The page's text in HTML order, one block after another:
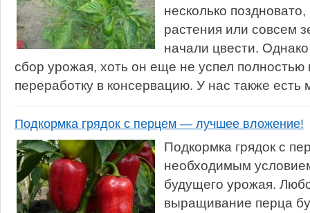
несколько
растения или совсем
начали цвести.
сбор урожая, хоть он еще не успел полностью
переработку в консервацию. У нас также есть
Подкормка грядок с перцем — лучшее вложение!
Подкормка грядок с
необходимым
будущего урожая.
выращивание перца